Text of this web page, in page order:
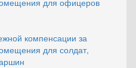
для офицеров
компенсации за
для солдат,